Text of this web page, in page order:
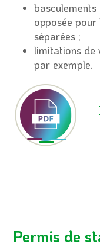
opposée pour
séparées ;
limitations de
par exemple.
Permis de